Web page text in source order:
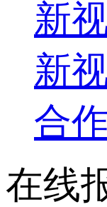
新
新
合
在线